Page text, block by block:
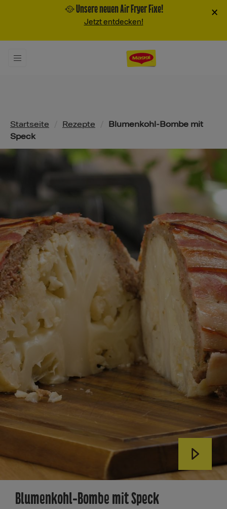
🥘 Unsere neuen Air Fryer Fixe!
Jetzt entdecken!
×
Pfadnavigation
Startseite Rezepte
Blumenkohl-Bombe mit
Speck
Blumenkohl-Bombe mit Speck